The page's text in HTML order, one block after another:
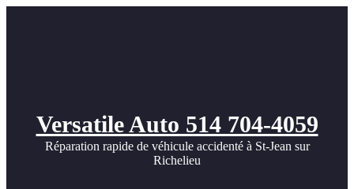
Versatile Auto 514 704-4059
Réparation rapide de véhicule accidenté à St-Jean sur
Richelieu